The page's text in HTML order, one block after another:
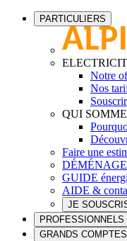
PARTICULIERS
Notre
Nos
QUI
Faire une
GUIDE
AIDE &
JE
PROFESSIONNELS
GRANDS COMPTES